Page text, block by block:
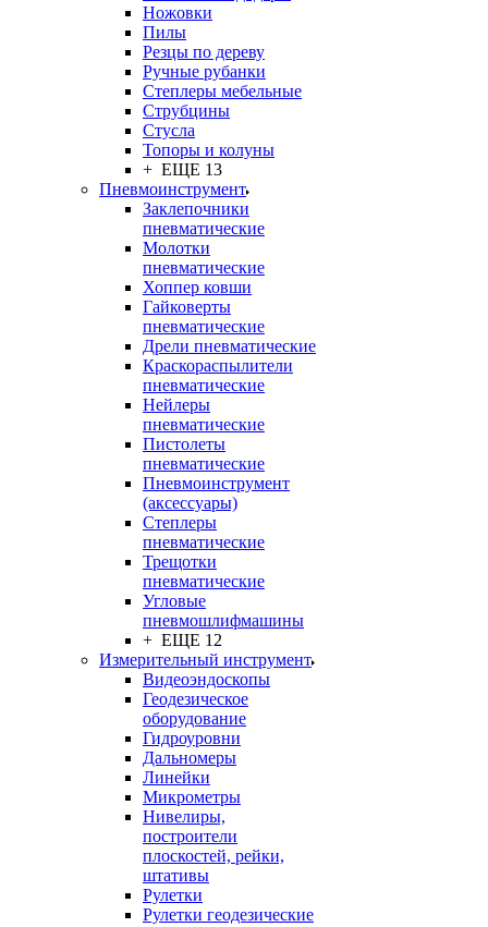
Ножовки
Пилы
Резцы по дереву
Ручные рубанки
Степлеры мебельные
Струбцины
Стусла
Топоры и колуны
+ ЕЩЕ 13
Пневмоинструмент
Заклепочники
пневматические
Молотки
пневматические
Хоппер ковши
Гайковерты
пневматические
Дрели пневматические
Краскораспылители
пневматические
Нейлеры
пневматические
Пистолеты
пневматические
Пневмоинструмент
(аксессуары)
Степлеры
пневматические
Трещотки
пневматические
Угловые
пневмошлифмашины
+ ЕЩЕ 12
Измерительный инструмент
Видеоэндоскопы
Геодезическое
оборудование
Гидроуровни
Дальномеры
Линейки
Микрометры
Нивелиры,
построители
плоскостей, рейки,
штативы
Рулетки
Рулетки геодезические